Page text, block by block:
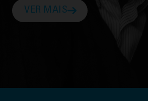
VER MAIS